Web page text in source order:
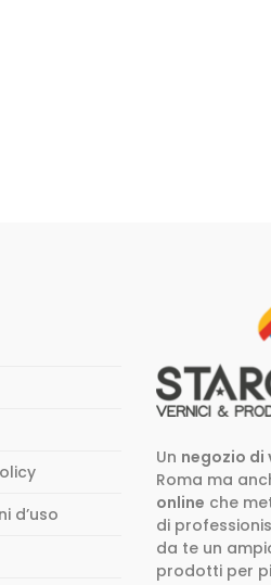
d’uso
Un negozio di
Roma ma
online che
di
da te un
prodotti per